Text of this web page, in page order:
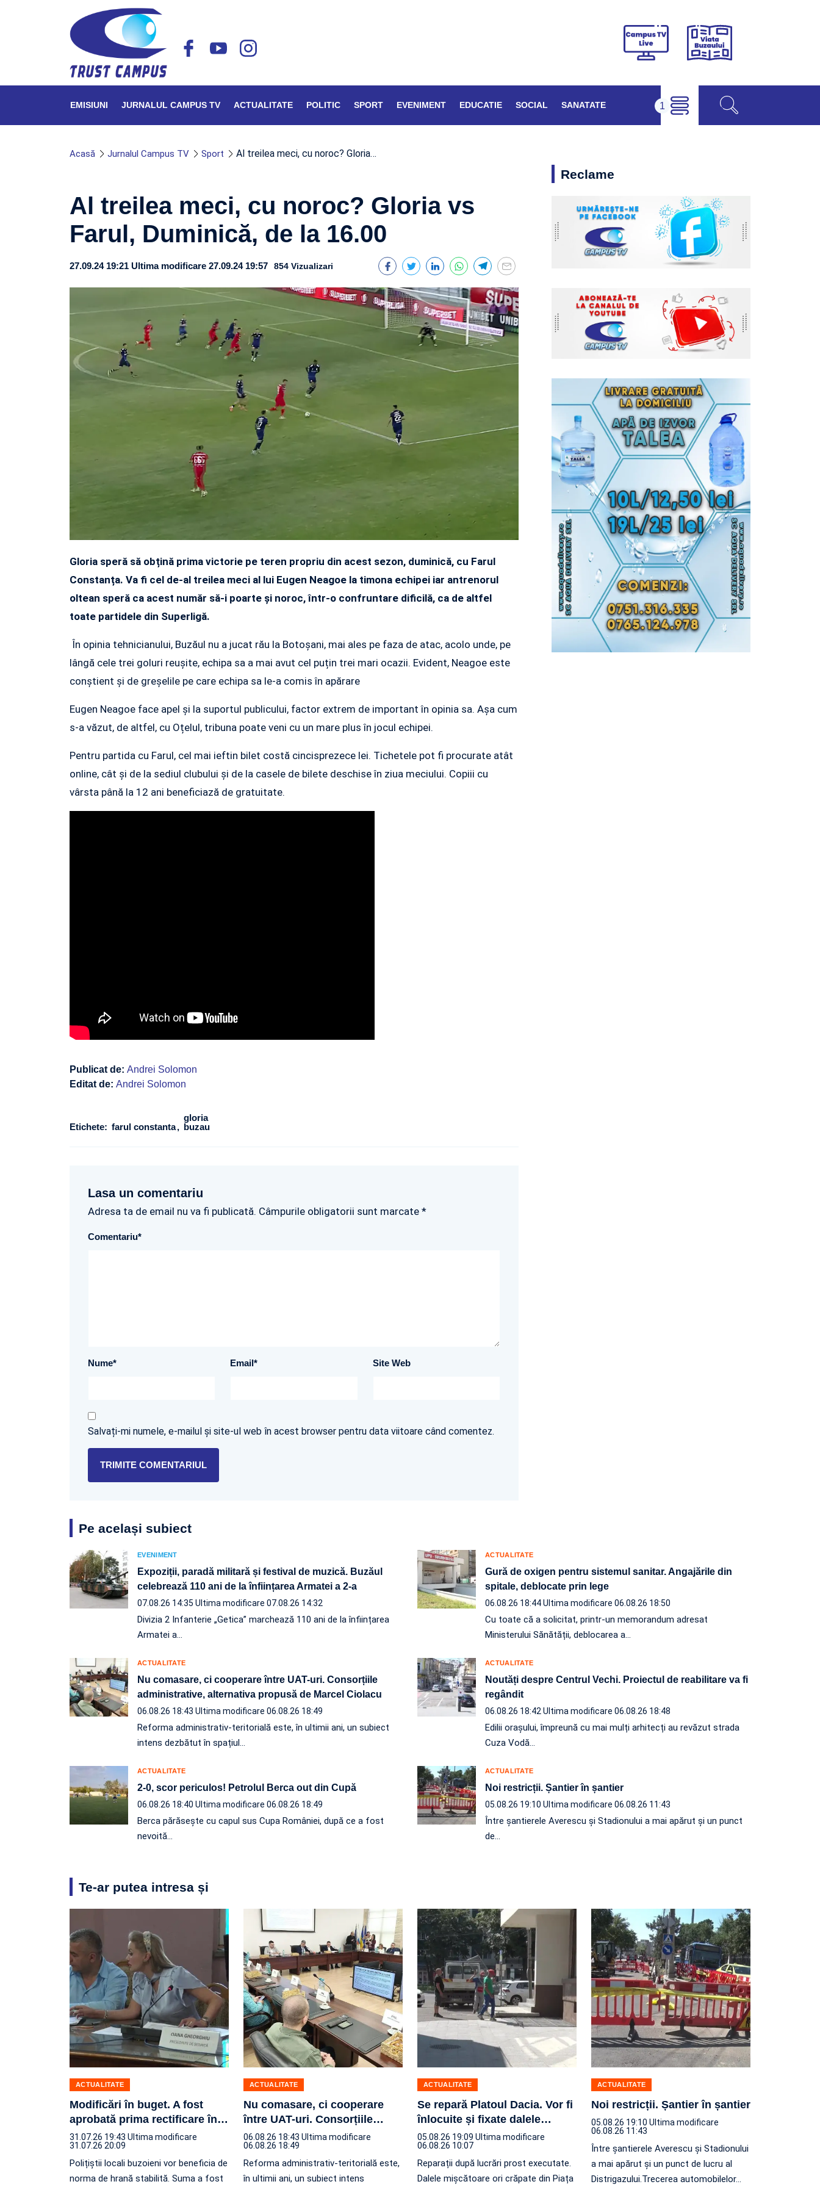
Campus
Viața
EMISIUNI JURNALUL CAMPUS TV ACTUALITATE POLITIC SPORT EVENIMENT EDUCATIE SOCIAL SANATATE
Acasă Jurnalul Campus TV Sport Al treilea meci, cu noroc? Gloria…
Al treilea meci, cu noroc? Gloria vs
Farul, Duminică, de la 16.00
27.09.24 19:21 Ultima modificare 27.09.24 19:57 854 Vizualizari
Gloria speră să obțină prima victorie pe teren propriu din acest sezon, duminică, cu Farul
Constanța. Va fi cel de-al treilea meci al lui Eugen Neagoe la timona echipei iar antrenorul
oltean speră ca acest număr să-i poarte și noroc, într-o confruntare dificilă, ca de altfel
toate partidele din Superligă.
În opinia tehnicianului, Buzăul nu a jucat rău la Botoșani, mai ales pe faza de atac, acolo unde, pe
lângă cele trei goluri reușite, echipa sa a mai avut cel puțin trei mari ocazii. Evident, Neagoe este
conștient și de greșelile pe care echipa sa le-a comis în apărare
Eugen Neagoe face apel și la suportul publicului, factor extrem de important în opinia sa. Așa cum
s-a văzut, de altfel, cu Oțelul, tribuna poate veni cu un mare plus în jocul echipei.
Pentru partida cu Farul, cel mai ieftin bilet costă cincisprezece lei. Tichetele pot fi procurate atât
online, cât și de la sediul clubului și de la casele de bilete deschise în ziua meciului. Copiii cu
vârsta până la 12 ani beneficiază de gratuitate.
Publicat de: Andrei Solomon
Editat de: Andrei Solomon
Etichete: farul constanta
gloria
buzau
Lasa un comentariu
Adresa ta de email nu va fi publicată. Câmpurile obligatorii sunt marcate *
Comentariu*
Nume* Email* Site Web
Salvați-mi numele, e-mailul și site-ul web în acest browser pentru data viitoare când comentez.
Reclame
Pe același subiect
EVENIMENT
Expoziții, paradă militară și festival de muzică. Buzăul
celebrează 110 ani de la înființarea Armatei a 2-a
07.08.26 14:35 Ultima modificare 07.08.26 14:32
Divizia 2 Infanterie „Getica” marchează 110 ani de la înființarea
Armatei a…
ACTUALITATE
Gură de oxigen pentru sistemul sanitar. Angajările din
spitale, deblocate prin lege
06.08.26 18:44Ultima modificare 06.08.26 18:50
Cu toate că a solicitat, printr-un memorandum adresat
Ministerului Sănătății, deblocarea a…
ACTUALITATE
Nu comasare, ci cooperare între UAT-uri. Consorțiile
administrative, alternativa propusă de Marcel Ciolacu
06.08.26 18:43 Ultima modificare 06.08.26 18:49
Reforma administrativ-teritorială este, în ultimii ani, un subiect
intens dezbătut în spațiul…
ACTUALITATE
Noutăți despre Centrul Vechi. Proiectul de reabilitare va fi
regândit
06.08.26 18:42Ultima modificare 06.08.26 18:48
Edilii orașului, împreună cu mai mulți arhitecți au revăzut strada
Cuza Vodă…
ACTUALITATE
2-0, scor periculos! Petrolul Berca out din Cupă
06.08.26 18:40 Ultima modificare 06.08.26 18:49
Berca părăsește cu capul sus Cupa României, după ce a fost
nevoită…
ACTUALITATE
Noi restricții. Șantier în șantier
05.08.26 19:10 Ultima modificare 06.08.26 11:43
Între șantierele Averescu și Stadionului a mai apărut și un punct
de…
Te-ar putea intresa și
ACTUALITATE
Modificări în buget. A fost
aprobată prima rectificare în…
31.07.26 19:43 Ultima modificare
31.07.26 20:09
Polițiștii locali buzoieni vor beneficia de
norma de hrană stabilită. Suma a fost
ACTUALITATE
Nu comasare, ci cooperare
între UAT-uri. Consorțiile…
06.08.26 18:43 Ultima modificare
06.08.26 18:49
Reforma administrativ-teritorială este,
în ultimii ani, un subiect intens
ACTUALITATE
Se repară Platoul Dacia. Vor fi
înlocuite și fixate dalele…
05.08.26 19:09 Ultima modificare
06.08.26 10:07
Reparații după lucrări prost executate.
Dalele mișcătoare ori crăpate din Piața
ACTUALITATE
Noi restricții. Șantier în șantier
05.08.26 19:10 Ultima modificare
06.08.26 11:43
Între șantierele Averescu și Stadionului
a mai apărut și un punct de lucru al
Distrigazului.Trecerea automobilelor…